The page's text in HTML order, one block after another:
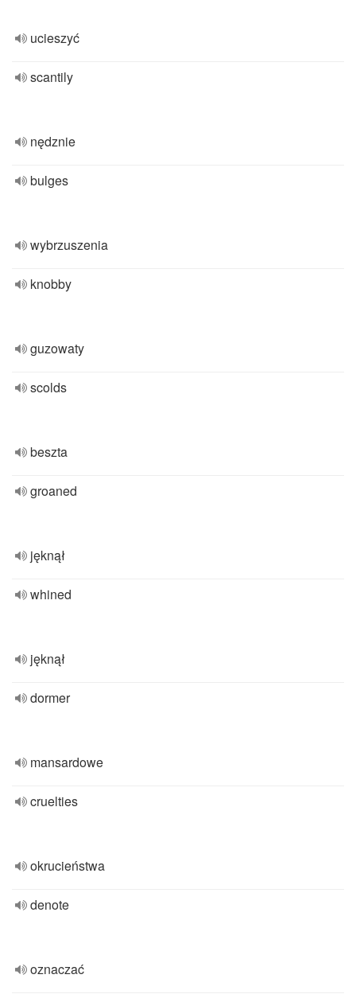
ucieszyć
scantily
nędznie
bulges
wybrzuszenia
knobby
guzowaty
scolds
beszta
groaned
jęknął
whined
jęknął
dormer
mansardowe
cruelties
okrucieństwa
denote
oznaczać